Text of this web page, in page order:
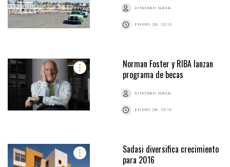
DINORAH NAVA
ENERO 28, 2016
Norman Foster y RIBA lanzan
programa de becas
DINORAH NAVA
ENERO 28, 2016
Sadasi diversifica crecimiento
para 2016